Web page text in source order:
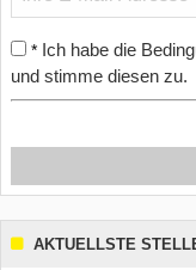
* Ich habe die
und stimme diesen zu.
AKTUELLSTE